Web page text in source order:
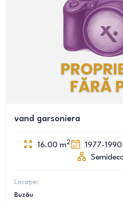
vand garsoniera
16.00 m2 1977-1990
Locație:
Buzău